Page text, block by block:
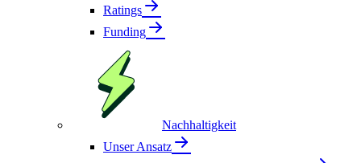
Ratings
Funding
Nachhaltigkeit
Unser Ansatz